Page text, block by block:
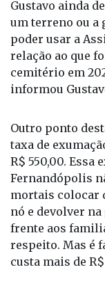
Gustavo ainda
um terreno ou a
poder usar a
relação ao que
cemitério em
informou
Outro ponto
taxa de
R$ 550,00. Essa
Fernandópolis
mortais colocar
nó e devolver na
frente aos
respeito. Mas é
custa mais de